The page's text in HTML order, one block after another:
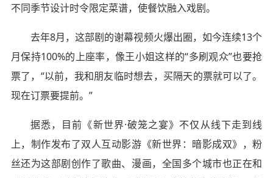
不同季节设计时令限定菜谱，使餐饮融入戏剧。
去年8月，这部剧的谢幕视频火爆出圈，如今连续13个
月保持100%的上座率，像王小姐这样的“多刷观众”也要抢
票了，“以前，我和朋友临时想去，买隔天的票就可以了。
现在订票要提前。”
据悉，目前《新世界·破笼之宴》不仅从线下走到线
上，制作发布了双人互动影游《新世界：暗影成双》，粉
丝还为这部剧创作了歌曲、漫画，全国多个城市也正在和